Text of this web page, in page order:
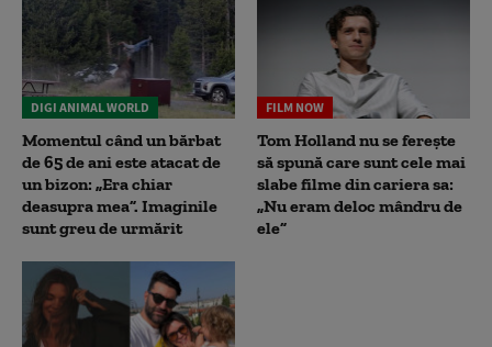
DIGI ANIMAL WORLD
Momentul când un bărbat
de 65 de ani este atacat de
un bizon: „Era chiar
deasupra mea”. Imaginile
sunt greu de urmărit
FILM NOW
Tom Holland nu se ferește
să spună care sunt cele mai
slabe filme din cariera sa:
„Nu eram deloc mândru de
ele”